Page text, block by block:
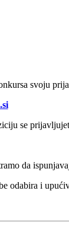
svoju
se
da
odabira i